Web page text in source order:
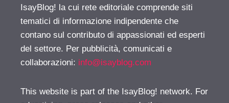
IsayBlog! la cui rete editoriale comprende siti
tematici di informazione indipendente che
contano sul contributo di appassionati ed esperti
del settore. Per pubblicità, comunicati e
collaborazioni: info@isayblog.com
This website is part of the IsayBlog! network. For